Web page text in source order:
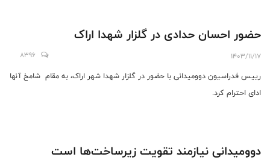
حضور احسان حدادی در گلزار شهدا اراک
1403/11/17
8396
رییس فدراسیون دوومیدانی با حضور در گلزار شهدا شهر اراک، به مقام شامخ آنها
ادای احترام کرد.
دوومیدانی نیازمند تقویت زیرساخت‌ها است